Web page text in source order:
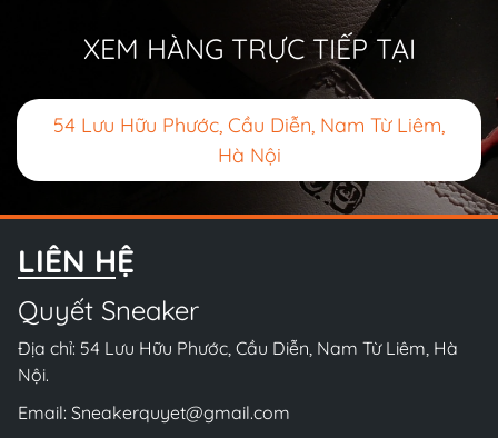
XEM HÀNG TRỰC TIẾP TẠI
54 Lưu Hữu Phước, Cầu Diễn, Nam Từ Liêm,
Hà Nội
LIÊN HỆ
Quyết Sneaker
Địa chỉ: 54 Lưu Hữu Phước, Cầu Diễn, Nam Từ Liêm, Hà
Nội.
Email: Sneakerquyet@gmail.com